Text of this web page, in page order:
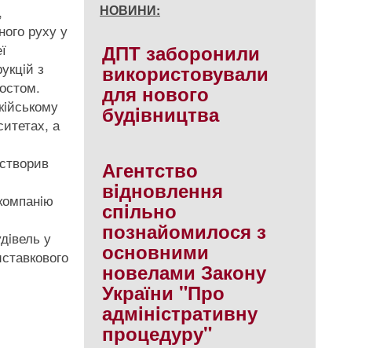
руху у
з
а
у
НОВИНИ:
ДПТ заборонили
використовували
для нового
будiвництва
Агентство
вiдновлення
спiльно
познайомилося з
основними
новелами Закону
України "Про
адмiнiстративну
процедуру"